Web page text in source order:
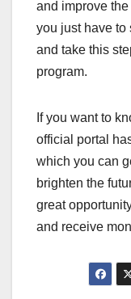
and improve
you just have to
and take this
program.
If you want to
official portal
which you can
brighten the
great
and receive